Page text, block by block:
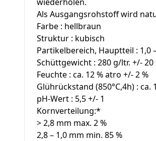
Als Ausgangsrohstoff wird
Farbe : hellbraun
Struktur : kubisch
Partikelbereich, Hauptteil : 1,0
Schüttgewicht : 280 g/ltr. +/- 20
Feuchte : ca. 12 % atro +/- 2 %
Glührückstand (850°C,4h) : ca.
pH-Wert : 5,5 +/- 1
Kornverteilung:*
> 2,8 mm max. 2 %
2,8 – 1,0 mm min. 85 %